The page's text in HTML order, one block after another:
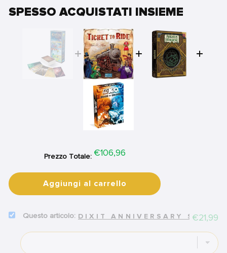
SPESSO ACQUISTATI INSIEME
Prezzo Totale: Price
€106,96
Aggiungi al carrello
SELECT
ANNIVERSARY
SECONDA
EDIZIONE
DIXIT ANNIVERSARY Price
€21,99